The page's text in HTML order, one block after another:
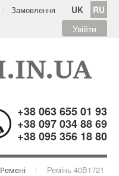
UK RU
Замовлення
Увійти
+38 063 655 01 93
+38 097 034 88 69
+38 095 356 18 80
Ремені / Ремінь 40B1721